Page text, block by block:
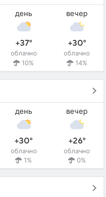
день
+37°
облачно
10%
вечер
+30°
облачно
14%
день
+30°
облачно
1%
вечер
+26°
облачно
0%